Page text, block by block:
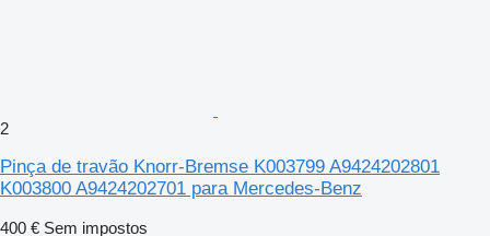
2
Pinça de travão Knorr-Bremse K003799 A9424202801
K003800 A9424202701 para Mercedes-Benz
400 € Sem impostos